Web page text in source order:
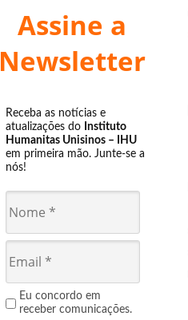
Assine a
Newsletter
Receba as notícias e
atualizações do Instituto
Humanitas Unisinos – IHU
em primeira mão. Junte-se a
nós!
Eu concordo em
receber comunicações.